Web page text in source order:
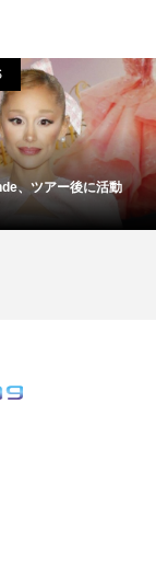
、ツアー後に活動